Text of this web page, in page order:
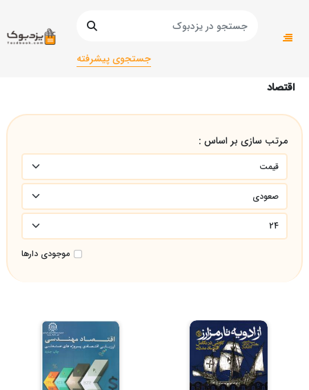
جستجوی پیشرفته
صفحه اصلی اقتصاد
اقتصاد
مرتب سازی بر اساس :
موجودی دارها